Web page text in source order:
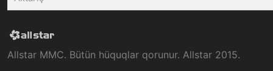
Allstar MMC. Bütün hüquqlar qorunur. Allstar 2015.